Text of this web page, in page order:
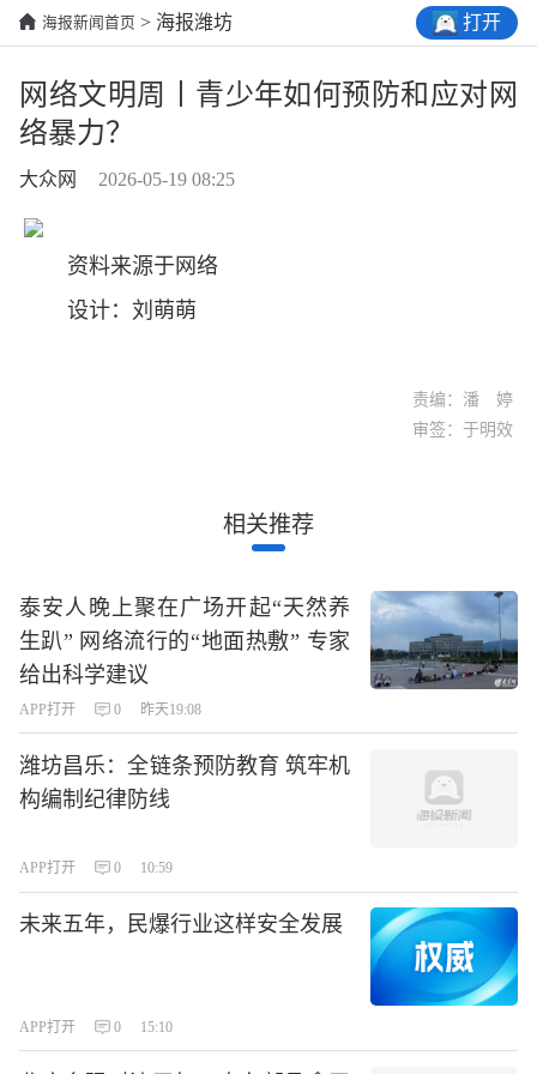
海报新闻首页 > 海报潍坊 打开
网络文明周丨青少年如何预防和应对网
络暴力？
大众网 2026-05-19 08:25
资料来源于网络
设计：刘萌萌
责编：潘 婷
审签：于明效
相关推荐
泰安人晚上聚在广场开起“天然养
生趴” 网络流行的“地面热敷” 专家
给出科学建议
APP打开 0 昨天19:08
潍坊昌乐：全链条预防教育 筑牢机
构编制纪律防线
APP打开 0 10:59
未来五年，民爆行业这样安全发展
APP打开 0 15:10